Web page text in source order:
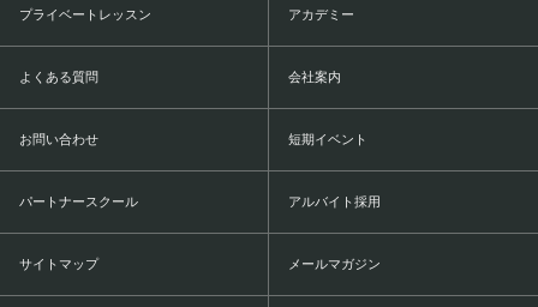
プライベートレッスン アカデミー
よくある質問 会社案内
お問い合わせ 短期イベント
パートナースクール アルバイト採用
サイトマップ メールマガジン